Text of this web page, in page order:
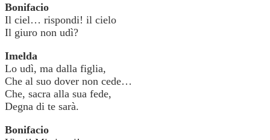
Bonifacio
Il ciel… rispondi! il cielo
Il giuro non udì?
Imelda
Lo udì, ma dalla figlia,
Che al suo dover non cede…
Che, sacra alla sua fede,
Degna di te sarà.
Bonifacio